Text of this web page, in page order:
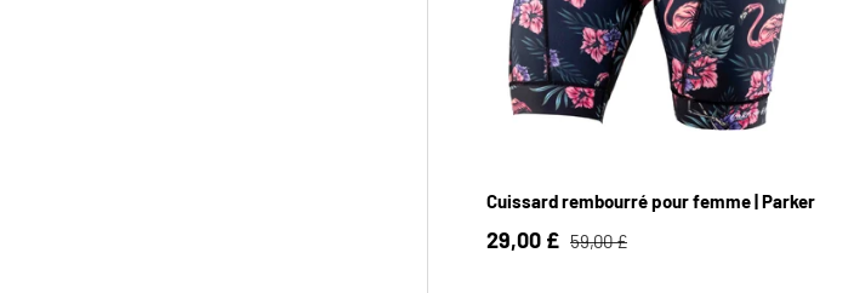
Cuissard rembourré pour femme | Parker
29,00 £ 59,00 £